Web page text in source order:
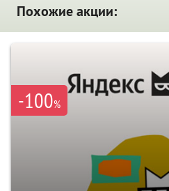
Похожие акции:
-100%